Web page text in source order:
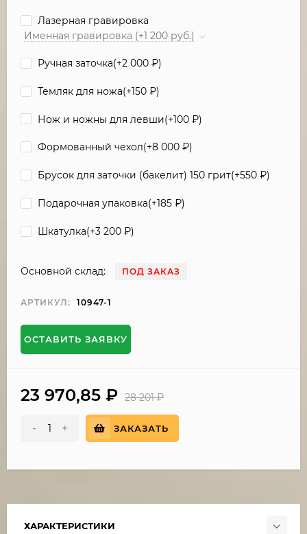
Лазерная гравировка
Именная гравировка (+1 200 руб.)
Ручная заточка(+2 000 ₽)
Темляк для ножа(+150 ₽)
Нож и ножны для левши(+100 ₽)
Формованный чехол(+8 000 ₽)
Брусок для заточки (бакелит) 150 грит(+550 ₽)
Подарочная упаковка(+185 ₽)
Шкатулка(+3 200 ₽)
Основной склад: ПОД ЗАКАЗ
АРТИКУЛ: 10947-1
ОСТАВИТЬ ЗАЯВКУ
23 970,85 ₽ 28 201₽
- + ЗАКАЗАТЬ
ХАРАКТЕРИСТИКИ